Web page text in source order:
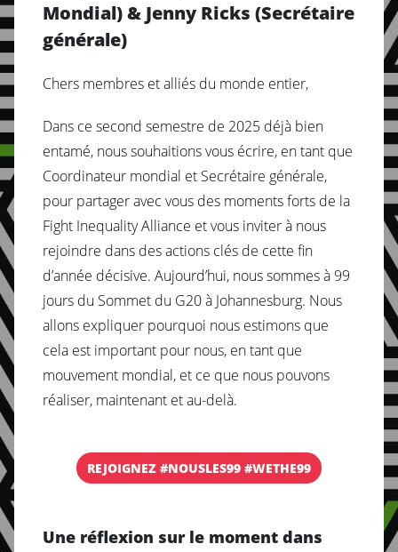
Mondial) & Jenny Ricks (Secrétaire
générale)
Chers membres et alliés du monde entier,
Dans ce second semestre de 2025 déjà bien
entamé, nous souhaitions vous écrire, en tant que
Coordinateur mondial et Secrétaire générale,
pour partager avec vous des moments forts de la
Fight Inequality Alliance et vous inviter à nous
rejoindre dans des actions clés de cette fin
d’année décisive. Aujourd’hui, nous sommes à 99
jours du Sommet du G20 à Johannesburg. Nous
allons expliquer pourquoi nous estimons que
cela est important pour nous, en tant que
mouvement mondial, et ce que nous pouvons
réaliser, maintenant et au-delà.
REJOIGNEZ #NOUSLES99 #WETHE99
Une réflexion sur le moment dans